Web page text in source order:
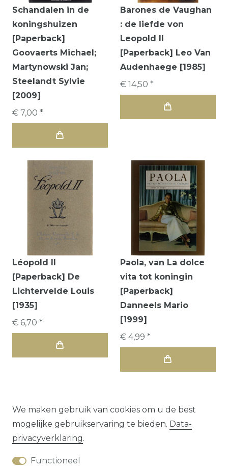
Schandalen in de
koningshuizen
[Paperback]
Goovaerts Michael;
Martynowski Jan;
Steelandt Sylvie
[2009]
€ 7,00 *
Barones de Vaughan
: de liefde von
Leopold II
[Paperback] Leo Van
Audenhaege [1985]
€ 14,50 *
Léopold II
[Paperback] De
Lichtervelde Louis
[1935]
€ 6,70 *
Paola, van La dolce
vita tot koningin
[Paperback]
Danneels Mario
[1999]
€ 4,99 *
1 2 3
We maken gebruik van cookies om u de best
mogelijke gebruikservaring te bieden. Data­
privacy­verklaring.
Functioneel